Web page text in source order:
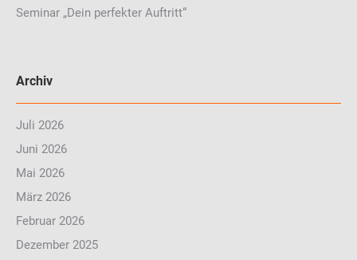
Seminar „Dein perfekter Auftritt“
Archiv
Juli 2026
Juni 2026
Mai 2026
März 2026
Februar 2026
Dezember 2025